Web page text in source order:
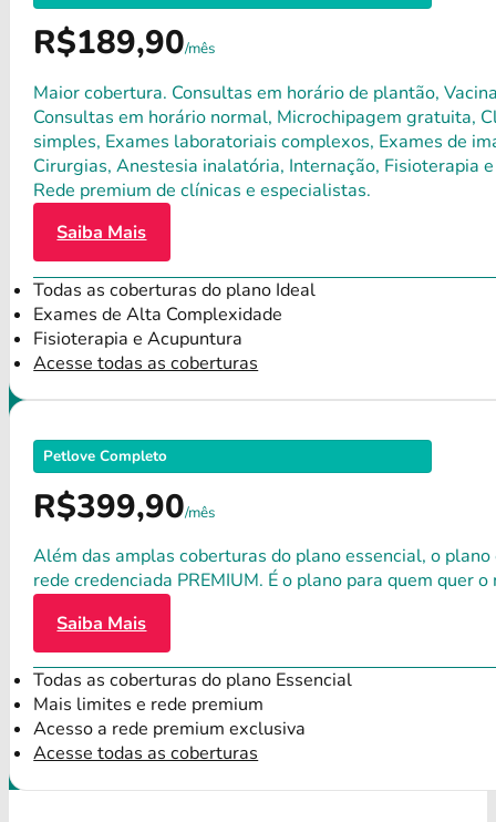
R$189,90/mês
Maior cobertura. Consultas em horário de plantão,
Consultas em horário normal, Microchipagem gratuita,
simples, Exames laboratoriais complexos, Exames de
Cirurgias, Anestesia inalatória, Internação, Fisioterapia
Rede premium de clínicas e especialistas.
Saiba Mais
Todas as coberturas do plano Ideal
Exames de Alta Complexidade
Fisioterapia e Acupuntura
Acesse todas as coberturas
Petlove Completo
R$399,90/mês
Além das amplas coberturas do plano essencial, o
rede credenciada PREMIUM. É o plano para quem quer
Saiba Mais
Todas as coberturas do plano Essencial
Mais limites e rede premium
Acesso a rede premium exclusiva
Acesse todas as coberturas